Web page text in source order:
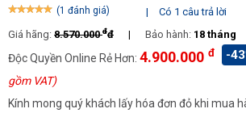
(1 đánh giá) |
Có 1 câu trả lời
Giá hãng: 8.570.000đđ | Bảo hành: 18 tháng
Độc Quyền Online Rẻ Hơn: 4.900.000 đ -
gồm VAT)
Kính mong quý khách lấy hóa đơn đỏ khi mua